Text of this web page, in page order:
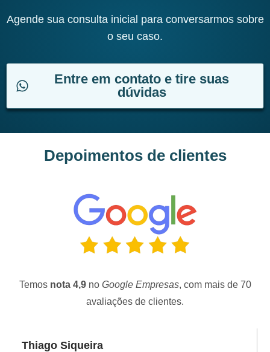
Agende sua consulta inicial para conversarmos sobre
o seu caso.
Entre em contato e tire suas
dúvidas
Depoimentos de clientes
Temos nota 4,9 no Google Empresas, com mais de 70
avaliações de clientes.
Thiago Siqueira